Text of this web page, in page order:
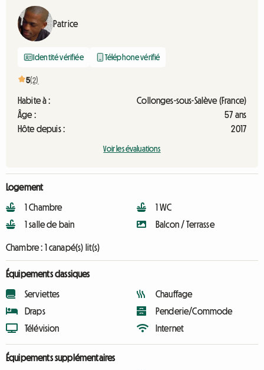
Patrice
Identité vérifiée Téléphone vérifié
5(2)
Habite à :
Collonges-sous-Salève (France)
Âge :
57 ans
Hôte depuis :
2017
Voir les évaluations
Logement
1 Chambre
1 salle de bain
1 WC
Balcon / Terrasse
Chambre : 1 canapé(s) lit(s)
Équipements classiques
Serviettes
Draps
Télévision
Chauffage
Penderie/Commode
Internet
Équipements supplémentaires